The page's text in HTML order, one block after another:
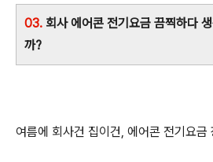
03. 회사 에어콘 전기요금 끔찍하다
까?
여름에 회사건 집이건, 에어콘 전기요금